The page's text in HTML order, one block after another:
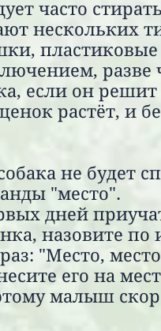
часто
нескольких
если он
растёт, и
не будет
"место".
дней
назовите
"Место,
его на
малыш